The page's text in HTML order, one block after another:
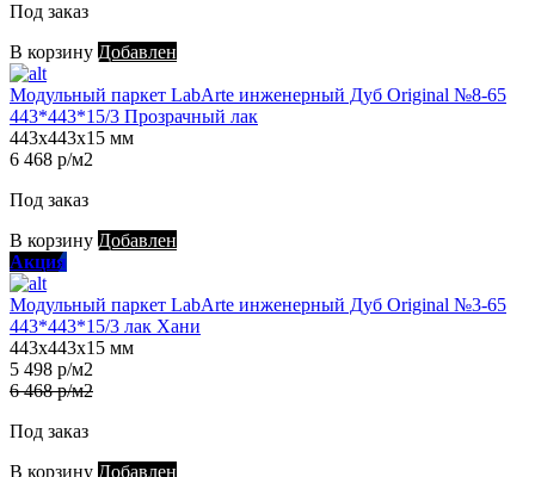
Под заказ
В корзину Добавлен
Модульный паркет LabArte инженерный Дуб Original №8-65
443*443*15/3 Прозрачный лак
443х443х15 мм
6 468 р/м2
Под заказ
В корзину Добавлен
Акция
Модульный паркет LabArte инженерный Дуб Original №3-65
443*443*15/3 лак Хани
443х443х15 мм
5 498 р/м2
6 468 р/м2
Под заказ
В корзину Добавлен